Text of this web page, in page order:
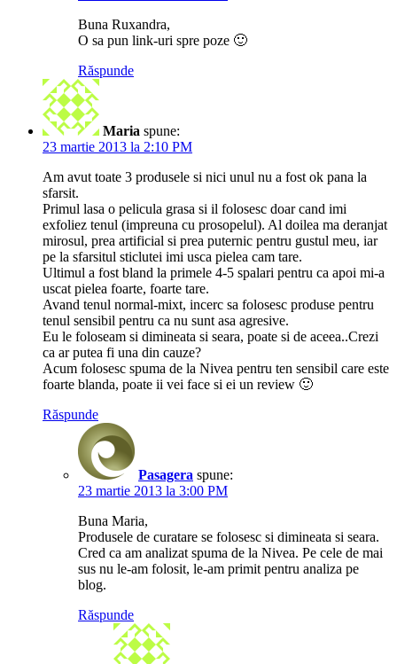
Buna Ruxandra,
O sa pun link-uri spre poze 🙂
Răspunde
Maria spune:
23 martie 2013 la 2:10 PM
Am avut toate 3 produsele si nici unul nu a fost ok pana la
sfarsit.
Primul lasa o pelicula grasa si il folosesc doar cand imi
exfoliez tenul (impreuna cu prosopelul). Al doilea ma deranjat
mirosul, prea artificial si prea puternic pentru gustul meu, iar
pe la sfarsitul sticlutei imi usca pielea cam tare.
Ultimul a fost bland la primele 4-5 spalari pentru ca apoi mi-a
uscat pielea foarte, foarte tare.
Avand tenul normal-mixt, incerc sa folosesc produse pentru
tenul sensibil pentru ca nu sunt asa agresive.
Eu le foloseam si dimineata si seara, poate si de aceea..Crezi
ca ar putea fi una din cauze?
Acum folosesc spuma de la Nivea pentru ten sensibil care este
foarte blanda, poate ii vei face si ei un review 🙂
Răspunde
Pasagera spune:
23 martie 2013 la 3:00 PM
Buna Maria,
Produsele de curatare se folosesc si dimineata si seara.
Cred ca am analizat spuma de la Nivea. Pe cele de mai
sus nu le-am folosit, le-am primit pentru analiza pe
blog.
Răspunde